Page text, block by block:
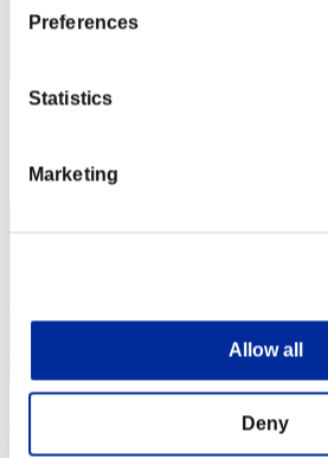
Preferences
Statistics
Marketing
Allow all
Deny
3